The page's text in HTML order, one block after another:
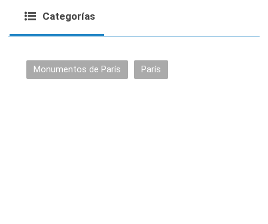
Categorías
Monumentos de París París